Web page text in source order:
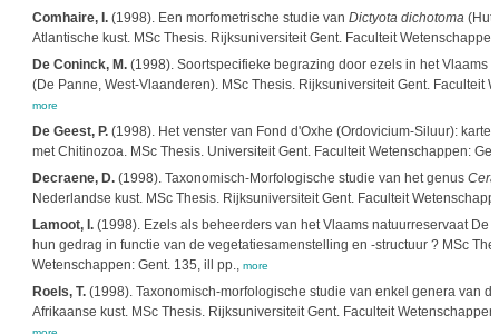
Comhaire, I.(1998). Een morfometrische studie van Dictyota dichotoma
Atlantische kust. MSc Thesis. Rijksuniversiteit Gent. Faculteit
De Coninck, M.(1998). Soortspecifieke begrazing door ezels in het Vlaams
(De Panne, West-Vlaanderen). MSc Thesis. Rijksuniversiteit Gent. Faculteit
more
De Geest, P.(1998). Het venster van Fond d'Oxhe (Ordovicium-Siluur):
met Chitinozoa. MSc Thesis. Universiteit Gent. Faculteit Wetenschappen:
Decraene, D.(1998). Taxonomisch-Morfologische studie van het genus
Nederlandse kust. MSc Thesis. Rijksuniversiteit Gent. Faculteit
Lamoot, I.(1998). Ezels als beheerders van het Vlaams natuurreservaat De
hun gedrag in functie van de vegetatiesamenstelling en -structuur ? MSc
Wetenschappen: Gent. 135, ill pp., more
Roels, T.(1998). Taxonomisch-morfologische studie van enkel genera van
Afrikaanse kust. MSc Thesis. Rijksuniversiteit Gent. Faculteit